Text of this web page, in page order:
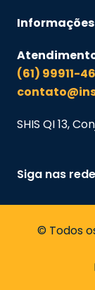
(61) 99911-
SHIS QI 13,
Siga nas
© Todos